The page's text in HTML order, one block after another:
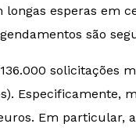
esperas em
são
solicitações
Especificamente,
Em particular,